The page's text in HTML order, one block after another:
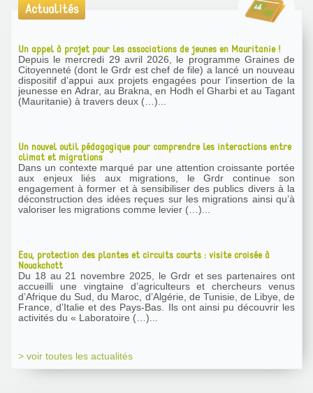
Actualités
Un appel à projet pour les associations de jeunes en Mauritanie !
Depuis le mercredi 29 avril 2026, le programme Graines de
Citoyenneté (dont le Grdr est chef de file) a lancé un nouveau
dispositif d’appui aux projets engagées pour l’insertion de la
jeunesse en Adrar, au Brakna, en Hodh el Gharbi et au Tagant
(Mauritanie) à travers deux (…)...
Un nouvel outil pédagogique pour comprendre les interactions entre
climat et migrations
Dans un contexte marqué par une attention croissante portée
aux enjeux liés aux migrations, le Grdr continue son
engagement à former et à sensibiliser des publics divers à la
déconstruction des idées reçues sur les migrations ainsi qu’à
valoriser les migrations comme levier (…)...
Eau, protection des plantes et circuits courts : visite croisée à
Nouakchott
Du 18 au 21 novembre 2025, le Grdr et ses partenaires ont
accueilli une vingtaine d’agriculteurs et chercheurs venus
d’Afrique du Sud, du Maroc, d’Algérie, de Tunisie, de Libye, de
France, d’Italie et des Pays-Bas. Ils ont ainsi pu découvrir les
activités du « Laboratoire (…)...
> voir toutes les actualités